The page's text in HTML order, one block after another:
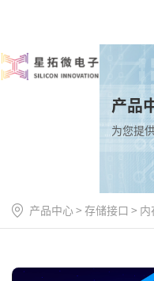
产品
为您提
产品中心 > 存储接口 > 内